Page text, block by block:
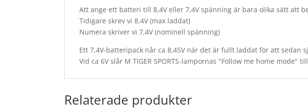
Att ange ett batteri till 8,4V eller 7,4V spänning är bara olika sätt att
Tidigare skrev vi 8,4V (max laddat)
Numera skriver vi 7,4V (nominell spänning)
Ett 7,4V-batteripack når ca 8,45V när det är fullt laddat för att sedan
Vid ca 6V slår M TIGER SPORTS-lampornas "Follow me home
Relaterade produkter